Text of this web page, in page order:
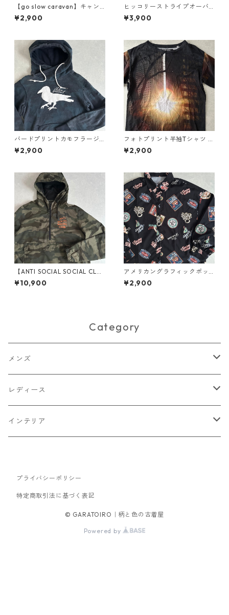
【go slow caravan】キャン
プ柄ロゴ刺繍長袖シャツ 総柄
3 古着 メンズ
¥2,900
ヒッコリーストライプオーバ
ーオール ストライプ柄 M 古着
メンズ
¥3,900
バードプリントカモフラージ
ュ柄スウェットパーカー カモ
フラ柄 L 古着 メンズ
¥2,900
フォトプリント半袖Tシャツ 総
柄 M 古着 メンズ
¥2,900
【ANTI SOCIAL SOCIAL CLU
B】迷彩柄ロゴバックプリント
ナイロンブルゾンアノラック
¥10,900
アメリカングラフィックポッ
プ柄シャツ 総柄 L 古着 レディ
ース
¥2,900
Category
メンズ
トップス
Tシャツ・カットソー
スウェット
ボトムス
ジャケット
バッグ
レディース
トップス
シャツ
スカート
アウター
インテリア
テレビ台
プライバシーポリシー
特定商取引法に基づく表記
© GARATOIRO｜柄と色の古着屋
Powered by